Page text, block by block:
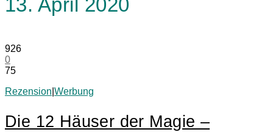
926
0
75
Rezension Werbung
Die 12 Häuser der Magie –